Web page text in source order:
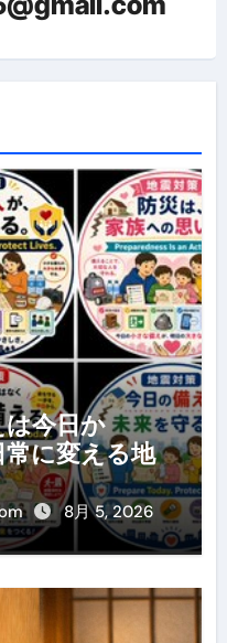
は今日か
に変える地
8月 5, 2026